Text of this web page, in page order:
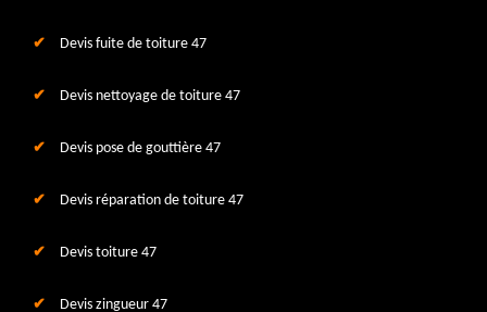
Devis fuite de toiture 47
Devis nettoyage de toiture 47
Devis pose de gouttière 47
Devis réparation de toiture 47
Devis toiture 47
Devis zingueur 47